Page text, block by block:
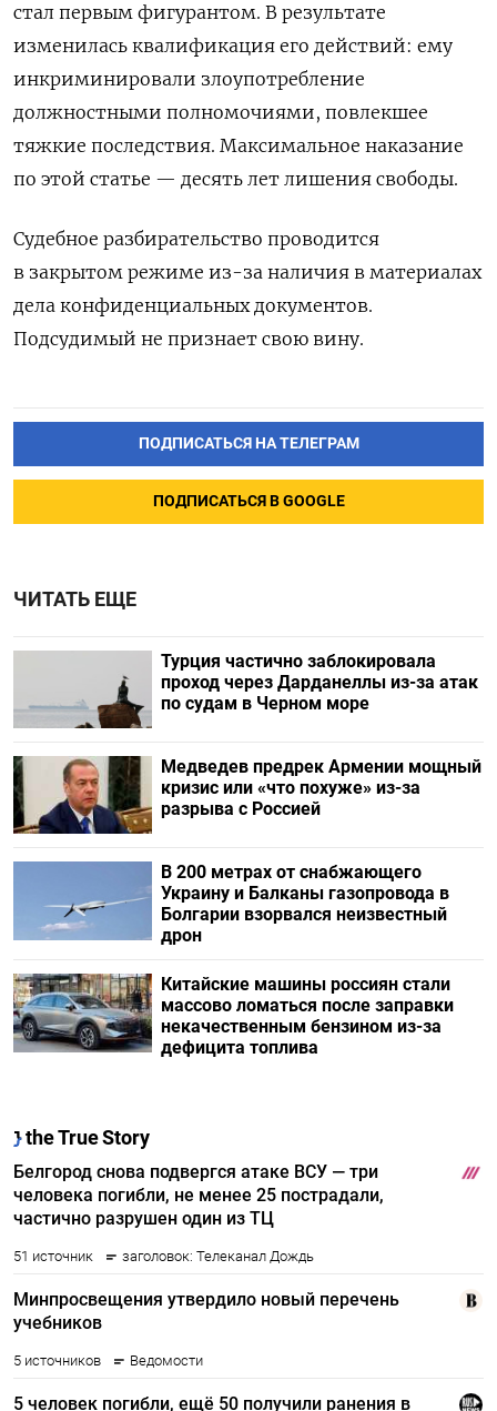
стал первым фигурантом. В результате
изменилась квалификация его действий: ему
инкриминировали злоупотребление
должностными полномочиями, повлекшее
тяжкие последствия. Максимальное наказание
по этой статье — десять лет лишения свободы.
Судебное разбирательство проводится
в закрытом режиме из-за наличия в материалах
дела конфиденциальных документов.
Подсудимый не признает свою вину.
ПОДПИСАТЬСЯ НА ТЕЛЕГРАМ
ПОДПИСАТЬСЯ В GOOGLE
ЧИТАТЬ ЕЩЕ
Турция частично заблокировала
проход через Дарданеллы из-за атак
по судам в Черном море
Медведев предрек Армении мощный
кризис или «что похуже» из-за
разрыва с Россией
В 200 метрах от снабжающего
Украину и Балканы газопровода в
Болгарии взорвался неизвестный
дрон
Китайские машины россиян стали
массово ломаться после заправки
некачественным бензином из-за
дефицита топлива